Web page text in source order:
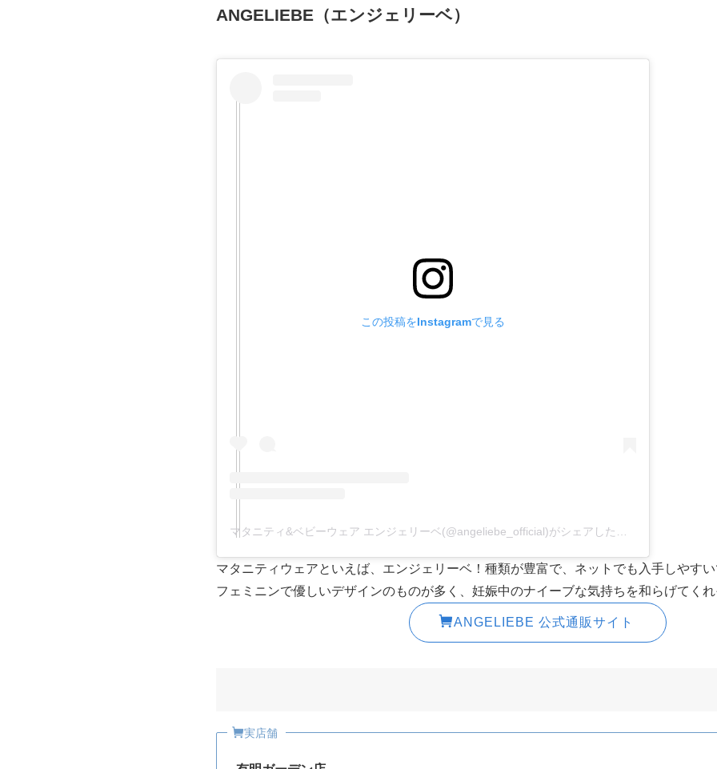
ANGELIEBE（エンジェリーベ）
この投稿をInstagramで見る
マタニティウェアといえば、エンジェリーベ！種類が豊富で、ネットでも入手しやすい
フェミニンで優しいデザインのものが多く、妊娠中のナイーブな気持ちを和らげてくれ
ANGELIEBE 公式通販サイト
実店舗